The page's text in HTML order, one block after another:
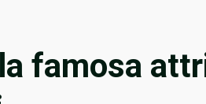
famosa